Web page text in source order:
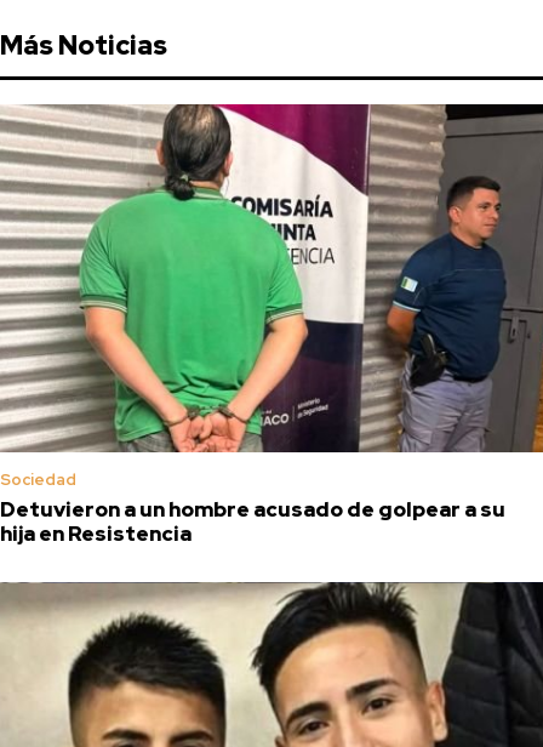
Más Noticias
Sociedad
Detuvieron a un hombre acusado de golpear a su
hija en Resistencia